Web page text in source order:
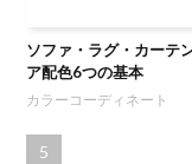
ソファ・ラグ・カーテ
ア配色6つの基本
カラーコーディネート